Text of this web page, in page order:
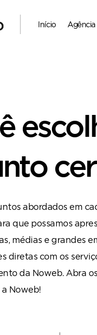
Início Agência
abordados em
que possamos
médias e grandes
diretas com os
da Noweb. Abra
Noweb!